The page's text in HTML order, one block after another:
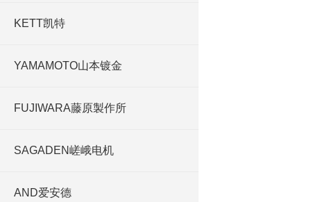
KETT凯特
YAMAMOTO山本镀金
FUJIWARA藤原製作所
SAGADEN嵯峨电机
AND爱安德